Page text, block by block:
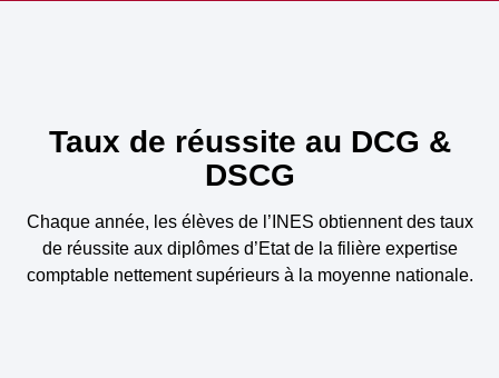
Taux de réussite au DCG &
DSCG
Chaque année, les élèves de l’INES obtiennent des taux
de réussite aux diplômes d’Etat de la filière expertise
comptable nettement supérieurs à la moyenne nationale.